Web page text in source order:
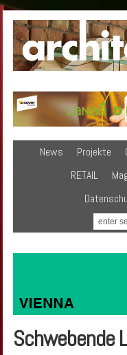
News Projekte
RETAIL
Schwebende